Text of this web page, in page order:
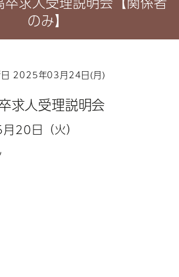
のみ】
日 2025年03月24日(月)
求人受理説明会
20日（火）